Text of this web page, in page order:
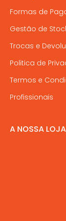
Formas de
Gestão de
Trocas e
Politica de
Termos e
Profissionais
A NOSSA